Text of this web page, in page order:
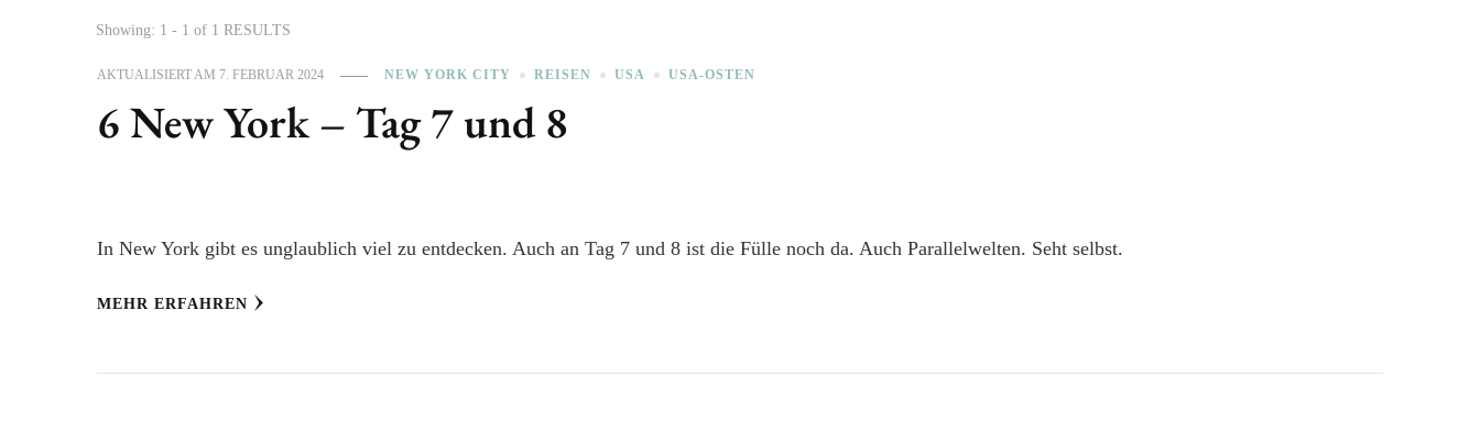
Showing: 1 - 1 of 1 RESULTS
AKTUALISIERT AM 7. FEBRUAR 2024 NEW YORK CITY REISEN USA USA-OSTEN
6 New York – Tag 7 und 8
In New York gibt es unglaublich viel zu entdecken. Auch an Tag 7 und 8 ist die Fülle noch da. Auch Parallelwelten. Seht selbst.
MEHR ERFAHREN